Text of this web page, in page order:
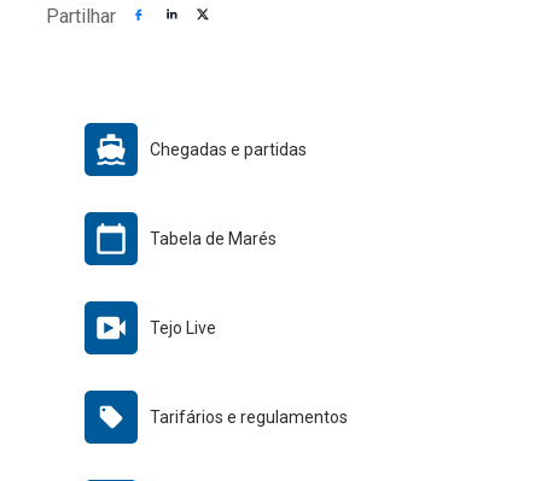
Partilhar
Chegadas e partidas
Tabela de Marés
Tejo Live
Tarifários e regulamentos